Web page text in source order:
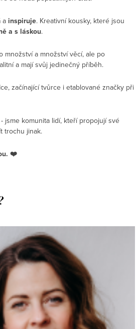
a inspiruje. Kreativní kousky, které jsou
a s láskou.
množství a množství věcí, ale po
a mají svůj jedinečný příběh.
začínající tvůrce i etablované značky při
- jsme komunita lidí, kteří propojují své
trochu jinak.
❤️